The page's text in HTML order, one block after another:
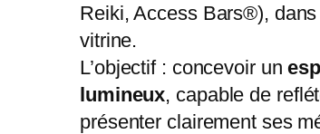
Reiki, Access Bars®),
vitrine.
L’objectif : concevoir un
lumineux, capable de
présenter clairement ses